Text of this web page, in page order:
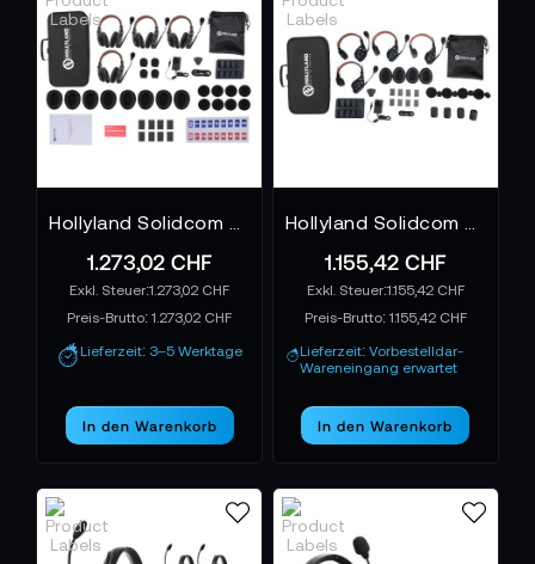
1.273,02 CHF
1.273,02 CHF
Preis-Brutto:1.273,02 CHF
Lieferzeit: 3–5 Werktage
In den Warenkorb
1.155,42 CHF
1.155,42 CHF
Preis-Brutto: 1.155,42 CHF
Lieferzeit: Vorbestelldar-
Wareneingang erwartet
In den Warenkorb